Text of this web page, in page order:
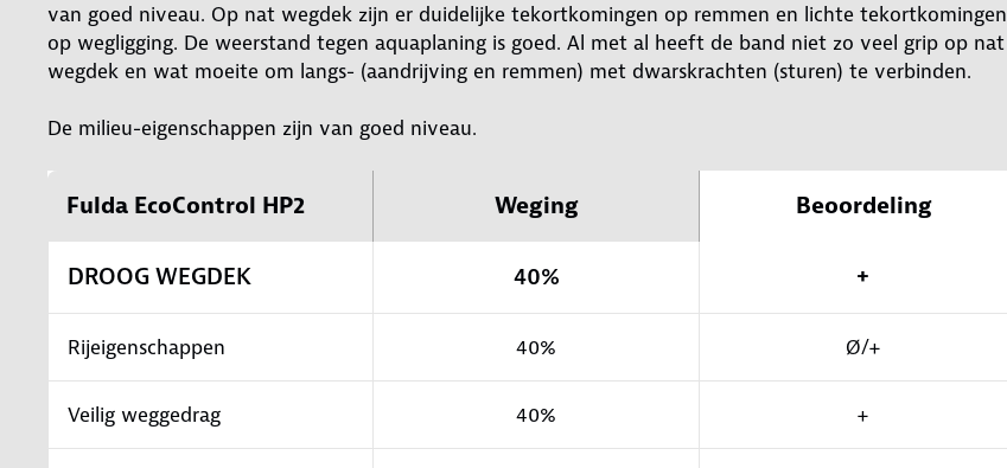
van goed niveau. Op nat wegdek zijn er duidelijke tekortkomingen op remmen en lichte tekortkomingen
op wegligging. De weerstand tegen aquaplaning is goed. Al met al heeft de band niet zo veel grip op nat
wegdek en wat moeite om langs- (aandrijving en remmen) met dwarskrachten (sturen) te verbinden.
De milieu-eigenschappen zijn van goed niveau.
Fulda EcoControl HP2 Weging Beoordeling
DROOG WEGDEK 40% +
Rijeigenschappen 40% Ø/+
Veilig weggedrag 40% +